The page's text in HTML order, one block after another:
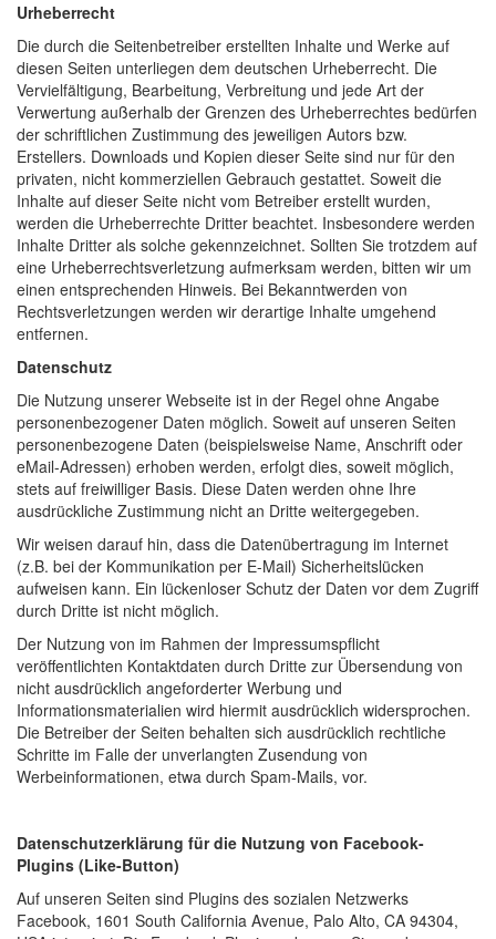
Urheberrecht
Die durch die Seitenbetreiber erstellten Inhalte und Werke auf
diesen Seiten unterliegen dem deutschen Urheberrecht. Die
Vervielfältigung, Bearbeitung, Verbreitung und jede Art der
Verwertung außerhalb der Grenzen des Urheberrechtes bedürfen
der schriftlichen Zustimmung des jeweiligen Autors bzw.
Erstellers. Downloads und Kopien dieser Seite sind nur für den
privaten, nicht kommerziellen Gebrauch gestattet. Soweit die
Inhalte auf dieser Seite nicht vom Betreiber erstellt wurden,
werden die Urheberrechte Dritter beachtet. Insbesondere werden
Inhalte Dritter als solche gekennzeichnet. Sollten Sie trotzdem auf
eine Urheberrechtsverletzung aufmerksam werden, bitten wir um
einen entsprechenden Hinweis. Bei Bekanntwerden von
Rechtsverletzungen werden wir derartige Inhalte umgehend
entfernen.
Datenschutz
Die Nutzung unserer Webseite ist in der Regel ohne Angabe
personenbezogener Daten möglich. Soweit auf unseren Seiten
personenbezogene Daten (beispielsweise Name, Anschrift oder
eMail-Adressen) erhoben werden, erfolgt dies, soweit möglich,
stets auf freiwilliger Basis. Diese Daten werden ohne Ihre
ausdrückliche Zustimmung nicht an Dritte weitergegeben.
Wir weisen darauf hin, dass die Datenübertragung im Internet
(z.B. bei der Kommunikation per E-Mail) Sicherheitslücken
aufweisen kann. Ein lückenloser Schutz der Daten vor dem Zugriff
durch Dritte ist nicht möglich.
Der Nutzung von im Rahmen der Impressumspflicht
veröffentlichten Kontaktdaten durch Dritte zur Übersendung von
nicht ausdrücklich angeforderter Werbung und
Informationsmaterialien wird hiermit ausdrücklich widersprochen.
Die Betreiber der Seiten behalten sich ausdrücklich rechtliche
Schritte im Falle der unverlangten Zusendung von
Werbeinformationen, etwa durch Spam-Mails, vor.
Datenschutzerklärung für die Nutzung von Facebook-
Plugins (Like-Button)
Auf unseren Seiten sind Plugins des sozialen Netzwerks
Facebook, 1601 South California Avenue, Palo Alto, CA 94304,